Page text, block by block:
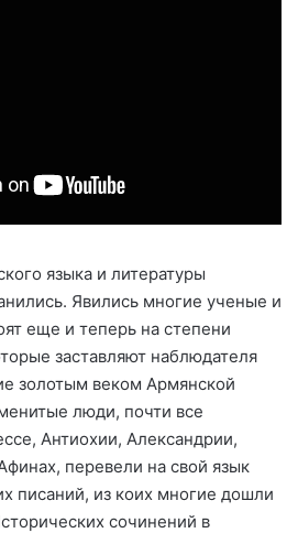
языка и литературы
Явились многие ученые и
еще и теперь на степени
заставляют наблюдателя
золотым веком Армянской
люди, почти все
Антиохии, Александрии,
перевели на свой язык
писаний, из коих многие дошли
сочинений в